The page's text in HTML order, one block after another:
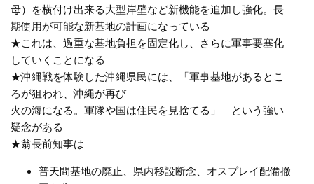
母）を横付け出来る大型岸壁など新機能を追加し強化。長
期使用が可能な新基地の計画になっている
★これは、過重な基地負担を固定化し、さらに軍事要塞化
していくことになる
★沖縄戦を体験した沖縄県民には、「軍事基地があるとこ
ろが狙われ、沖縄が再び
火の海になる。軍隊や国は住民を見捨てる」 という強い
疑念がある
★翁長前知事は
普天間基地の廃止、県内移設断念、オスプレイ配備撤